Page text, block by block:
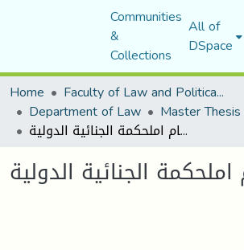
Communities
&
Collections
All of
DSpace
Home
Faculty of Law and Political Science
Department of Law Master Thesis
تنفيذ أحكام املحكمة الجنائية الدولية
الجنائية الدولية